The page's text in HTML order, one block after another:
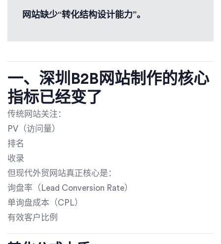
网站缺少“转化结构设计能力”。
一、深圳B2B网站制作的核心
指标已经变了
传统网站关注：
PV（访问量）
排名
收录
但现代外贸网站真正核心是：
询盘率（Lead Conversion Rate）
单询盘成本（CPL）
有效客户比例